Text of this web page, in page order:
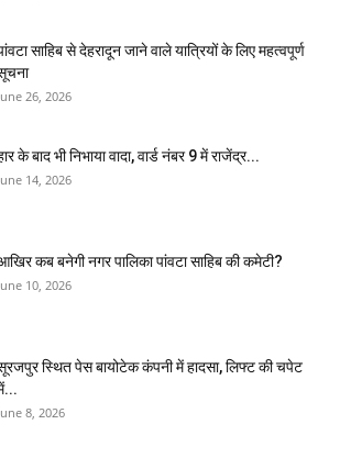
साहिब से देहरादून जाने वाले यात्रियों के लिए महत्वपूर्ण
26, 2026
के बाद भी निभाया वादा, वार्ड नंबर 9 में राजेंद्र...
14, 2026
कब बनेगी नगर पालिका पांवटा साहिब की कमेटी?
10, 2026
स्थित पेस बायोटेक कंपनी में हादसा, लिफ्ट की चपेट
8, 2026